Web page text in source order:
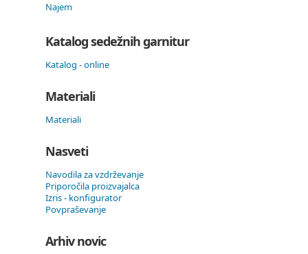
Najem
Katalog sedežnih garnitur
Katalog - online
Materiali
Materiali
Nasveti
Navodila za vzdrževanje
Priporočila proizvajalca
Izris - konfigurator
Povpraševanje
Arhiv novic